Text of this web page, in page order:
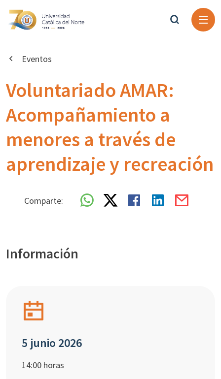
Eventos
Voluntariado AMAR:
Acompañamiento a
menores a través de
aprendizaje y recreación
Comparte:
Información
5 junio 2026
14:00 horas